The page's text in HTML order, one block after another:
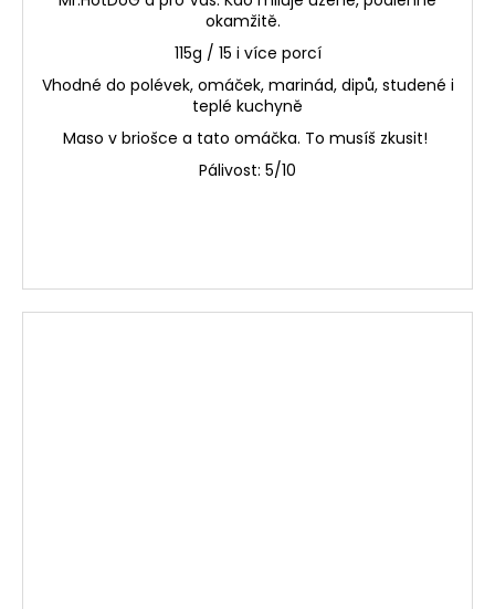
okamžitě.
115g / 15 i více porcí
Vhodné do polévek, omáček, marinád, dipů, studené i
teplé kuchyně
Maso v briošce a tato omáčka. To musíš zkusit!
Pálivost: 5/10